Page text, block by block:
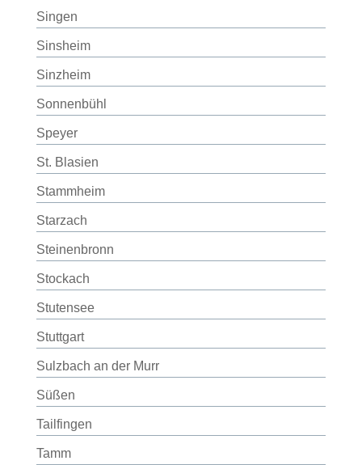
Singen
Sinsheim
Sinzheim
Sonnenbühl
Speyer
St. Blasien
Stammheim
Starzach
Steinenbronn
Stockach
Stutensee
Stuttgart
Sulzbach an der Murr
Süßen
Tailfingen
Tamm